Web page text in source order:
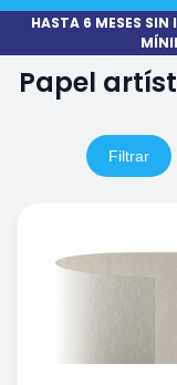
HASTA 6 MESES SIN
Papel
Filtrar